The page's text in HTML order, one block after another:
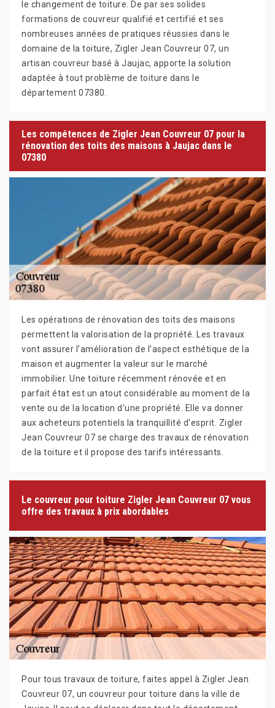
le changement de toiture. De par ses solides
formations de couvreur qualifié et certifié et ses
nombreuses années de pratiques réussies dans le
domaine de la toiture, Zigler Jean Couvreur 07, un
artisan couvreur basé à Jaujac, apporte la solution
adaptée à tout problème de toiture dans le
département 07380.
Les compétences de Zigler Jean Couvreur 07 pour la
rénovation des toits des maisons à Jaujac dans le
07380
Les opérations de rénovation des toits des maisons
permettent la valorisation de la propriété. Les travaux
vont assurer l'amélioration de l'aspect esthétique de la
maison et augmenter la valeur sur le marché
immobilier. Une toiture récemment rénovée et en
parfait état est un atout considérable au moment de la
vente ou de la location d'une propriété. Elle va donner
aux acheteurs potentiels la tranquillité d'esprit. Zigler
Jean Couvreur 07 se charge des travaux de rénovation
de la toiture et il propose des tarifs intéressants.
Le couvreur pour toiture Zigler Jean Couvreur 07 vous
offre des travaux à prix abordables
Pour tous travaux de toiture, faites appel à Zigler Jean
Couvreur 07, un couvreur pour toiture dans la ville de